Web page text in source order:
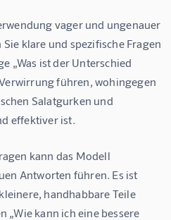
vager und ungenauer
klare und spezifische Fragen
„Was ist der Unterschied
führen, wohingegen
Salatgurken und
effektiver ist.
kann das Modell
Antworten führen. Es ist
handhabbare Teile
„Wie kann ich eine bessere